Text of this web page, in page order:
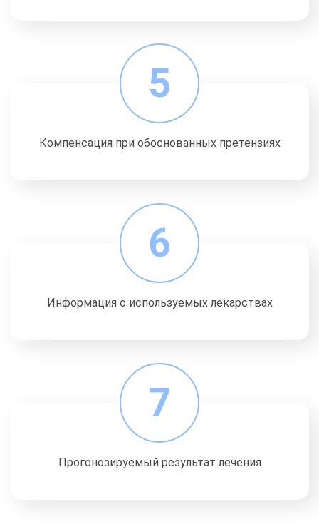
5
Компенсация при обоснованных претензиях
6
Информация о используемых лекарствах
7
Прогонозируемый результат лечения